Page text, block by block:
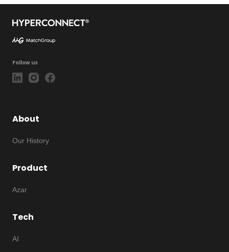
Follow us
About
Our History
Product
Azar
Tech
AI